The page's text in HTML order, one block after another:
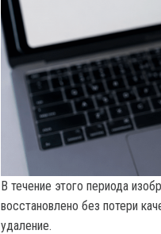
В течение этого периода
восстановлено без потери
удаление.